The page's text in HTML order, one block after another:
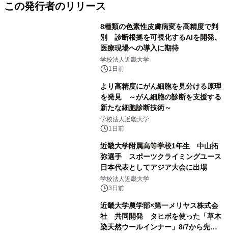
この発行者のリリース
8種類の色素性皮膚病変を高精度で判
別 診断根拠を可視化するAIを開発、
医療現場への導入に期待
学校法人近畿大学
1日前
より高精度にがん細胞を見分ける原理
を発見 ～がん細胞の診断を支援する
新たな細胞診断技術～
学校法人近畿大学
1日前
近畿大学附属高等学校1年生 中山拓
弥選手 スポーツクライミングユース
日本代表としてアジア大会に出場
学校法人近畿大学
3日前
近畿大学農学部×第一メリヤス株式会
社 共同開発 タヒボを使った「草木
染天然ウールインナー」8/7から先行